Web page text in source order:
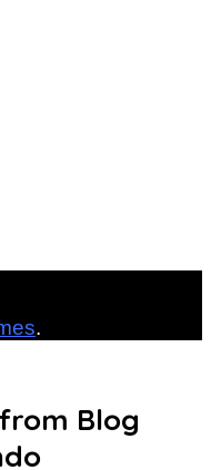
.
Blog